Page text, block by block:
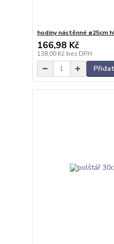
hodiny nástěnné ø25cm
166,98 Kč
138,00 Kč bez DPH